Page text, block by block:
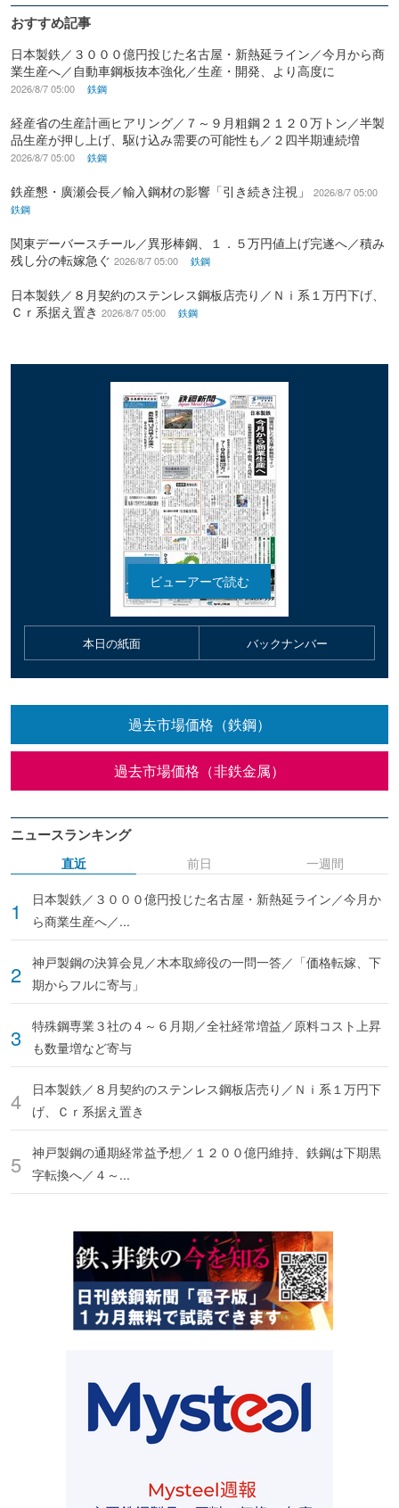
おすすめ記事
日本製鉄／３０００億円投じた名古屋・新熱延ライン／今月から商
業生産へ／自動車鋼板抜本強化／生産・開発、より高度に
2026/8/7 05:00 鉄鋼
経産省の生産計画ヒアリング／７～９月粗鋼２１２０万トン／半製
品生産が押し上げ、駆け込み需要の可能性も／２四半期連続増
2026/8/7 05:00 鉄鋼
鉄産懇・廣瀬会長／輸入鋼材の影響「引き続き注視」
2026/8/7 05:00
鉄鋼
関東デーバースチール／異形棒鋼、１．５万円値上げ完遂へ／積み
残し分の転嫁急ぐ 2026/8/7 05:00 鉄鋼
日本製鉄／８月契約のステンレス鋼板店売り／Ｎｉ系１万円下げ、
Ｃｒ系据え置き 2026/8/7 05:00 鉄鋼
本日の紙面 バックナンバー
過去市場価格（鉄鋼）
過去市場価格（非鉄金属）
ニュースランキング
直近
日本製鉄／３０００億円投じた名古屋・新熱延ライン／今月か
ら商業生産へ／...
神戸製鋼の決算会見／木本取締役の一問一答／「価格転嫁、下
期からフルに寄与」
特殊鋼専業３社の４～６月期／全社経常増益／原料コスト上昇
も数量増など寄与
日本製鉄／８月契約のステンレス鋼板店売り／Ｎｉ系１万円下
げ、Ｃｒ系据え置き
神戸製鋼の通期経常益予想／１２００億円維持、鉄鋼は下期黒
字転換へ／４～...
前日 一週間